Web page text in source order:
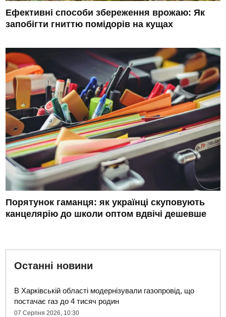
Ефективні способи збереження врожаю: Як
запобігти гниттю помідорів на кущах
Порятунок гаманця: як українці скуповують
канцелярію до школи оптом вдвічі дешевше
Останні новини
В Харківській області модернізували газопровід, що
постачає газ до 4 тисяч родин
07 Серпня 2026, 10:30